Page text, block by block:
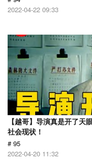
2022-04-22 09:33
【越哥】导演真是开了天
社会现状！
# 95
2022-04-20 11:32